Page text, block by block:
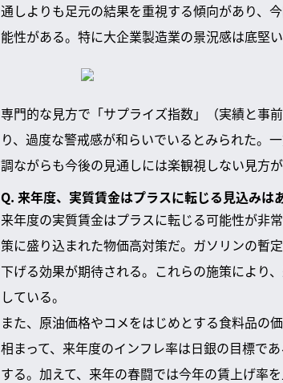
通しよりも足元の結果を重視する傾向があり、
能性がある。特に大企業製造業の景況感は底堅
専門的な見方で「サプライズ指数」（実績と事
り、過度な警戒感が和らいでいるとみられた。
調ながらも今後の見通しには楽観視しない見方が
Q. 来年度、実質賃金はプラスに転じる見込みは
来年度の実質賃金はプラスに転じる可能性が非
策に盛り込まれた物価高対策だ。ガソリンの暫
下げる効果が期待される。これらの施策により
している。
また、原油価格やコメをはじめとする食料品の
相まって、来年度のインフレ率は日銀の目標で
する。加えて、来年の春闘では今年の賃上げ率